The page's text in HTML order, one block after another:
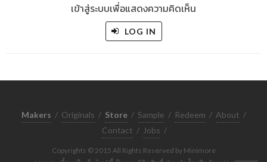
เข้าสู่ระบบเพื่อแสดงความคิดเห็น
LOG IN
Makers / Originals / Store / Sample / Redeem / About /
Contact / Jobs /
Copyrights © 2015 All Rights Reserved by Minimore